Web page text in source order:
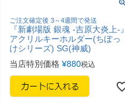
ご注文確定後 3～4週間で発送
『新劇場版 銀魂 -吉原大炎上-』
アクリルキーホルダー(ちぽっ
けシリーズ) SG(神威)
当店特別価格 ¥880税込